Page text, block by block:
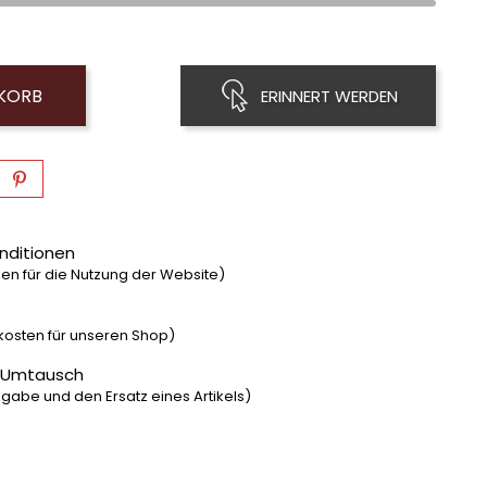
ERINNERT WERDEN
für die Nutzung der Website)
für unseren Shop)
und den Ersatz eines Artikels)